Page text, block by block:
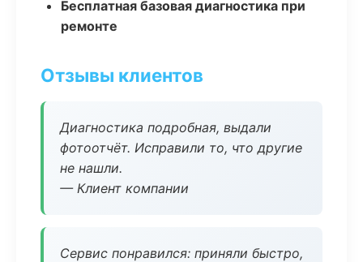
Бесплатная базовая диагностика при
ремонте
Отзывы клиентов
Диагностика подробная, выдали
фотоотчёт. Исправили то, что другие
не нашли.
— Клиент компании
Сервис понравился: приняли быстро,